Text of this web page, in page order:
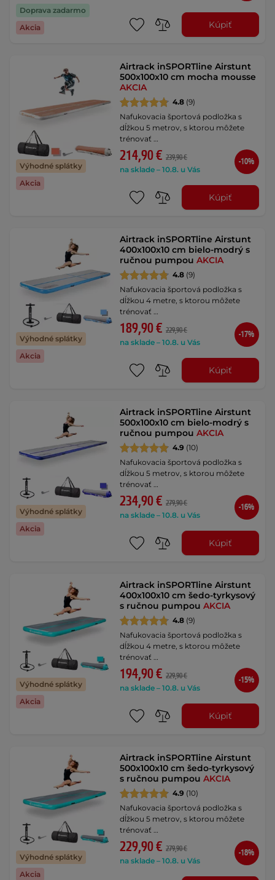
Doprava zadarmo
Akcia
Kúpiť
Výhodné splátky
Akcia
Airtrack inSPORTline Airstunt
500x100x10 cm mocha mousse
AKCIA
4.8 (9)
Nafukovacia športová podložka s
dĺžkou 5 metrov, s ktorou môžete
trénovať …
214,90 € 239,90 €
na sklade – 10.8. u Vás
-10%
Kúpiť
Výhodné splátky
Akcia
Airtrack inSPORTline Airstunt
400x100x10 cm bielo-modrý s
ručnou pumpouAKCIA
4.8 (9)
Nafukovacia športová podložka s
dĺžkou 4 metre, s ktorou môžete
trénovať …
189,90 € 229,90 €
na sklade – 10.8. u Vás
-17%
Kúpiť
Výhodné splátky
Akcia
Airtrack inSPORTline Airstunt
500x100x10 cm bielo-modrý s
ručnou pumpouAKCIA
4.9 (10)
Nafukovacia športová podložka s
dĺžkou 5 metrov, s ktorou môžete
trénovať …
234,90 € 279,90 €
na sklade – 10.8. u Vás
-16%
Kúpiť
Výhodné splátky
Akcia
Airtrack inSPORTline Airstunt
400x100x10 cm šedo-tyrkysový
s ručnou pumpouAKCIA
4.8 (9)
Nafukovacia športová podložka s
dĺžkou 4 metre, s ktorou môžete
trénovať …
194,90 € 229,90 €
na sklade – 10.8. u Vás
-15%
Kúpiť
Výhodné splátky
Akcia
Airtrack inSPORTline Airstunt
500x100x10 cm šedo-tyrkysový
s ručnou pumpouAKCIA
4.9 (10)
Nafukovacia športová podložka s
dĺžkou 5 metrov, s ktorou môžete
trénovať …
229,90 € 279,90 €
na sklade – 10.8. u Vás
-18%